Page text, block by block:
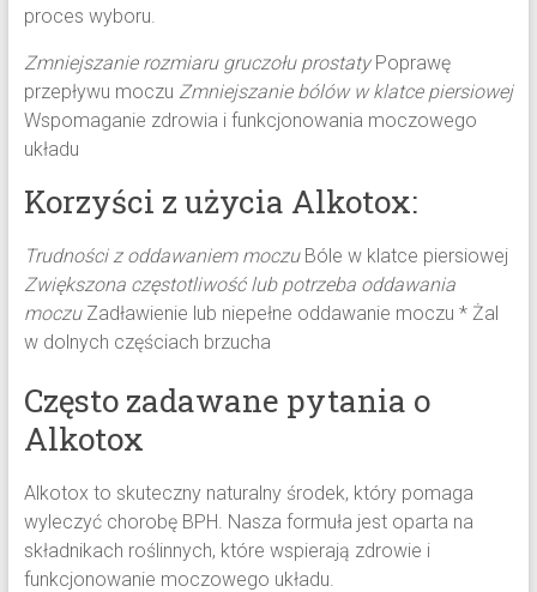
proces wyboru.
Zmniejszanie rozmiaru gruczołu prostatyPoprawę
przepływu moczu Zmniejszanie bólów w klatce piersiowej
Wspomaganie zdrowia i funkcjonowania moczowego
układu
Korzyści z użycia Alkotox:
Trudności z oddawaniem moczu Bóle w klatce piersiowej
Zwiększona częstotliwość lub potrzeba oddawania
moczu Zadławienie lub niepełne oddawanie moczu * Żal
w dolnych częściach brzucha
Często zadawane pytania o
Alkotox
Alkotox to skuteczny naturalny środek, który pomaga
wyleczyć chorobę BPH. Nasza formuła jest oparta na
składnikach roślinnych, które wspierają zdrowie i
funkcjonowanie moczowego układu.